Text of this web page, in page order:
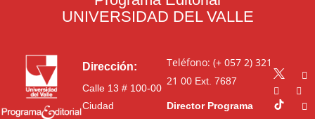
UNIVERSIDAD DEL VALLE
Dirección:
Calle 13 # 100-00
Ciudad
Teléfono: (+ 057 2) 321
21 00Ext. 7687
Director Programa